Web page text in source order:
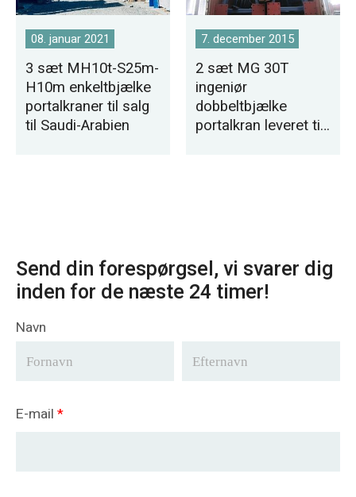
08. januar 2021
3 sæt MH10t-S25m-
H10m enkeltbjælke
portalkraner til salg
til Saudi-Arabien
7. december 2015
2 sæt MG 30T
ingeniør
dobbeltbjælke
portalkran leveret til
Send din forespørgsel, vi svarer dig
inden for de næste 24 timer!
Navn
E-mail *